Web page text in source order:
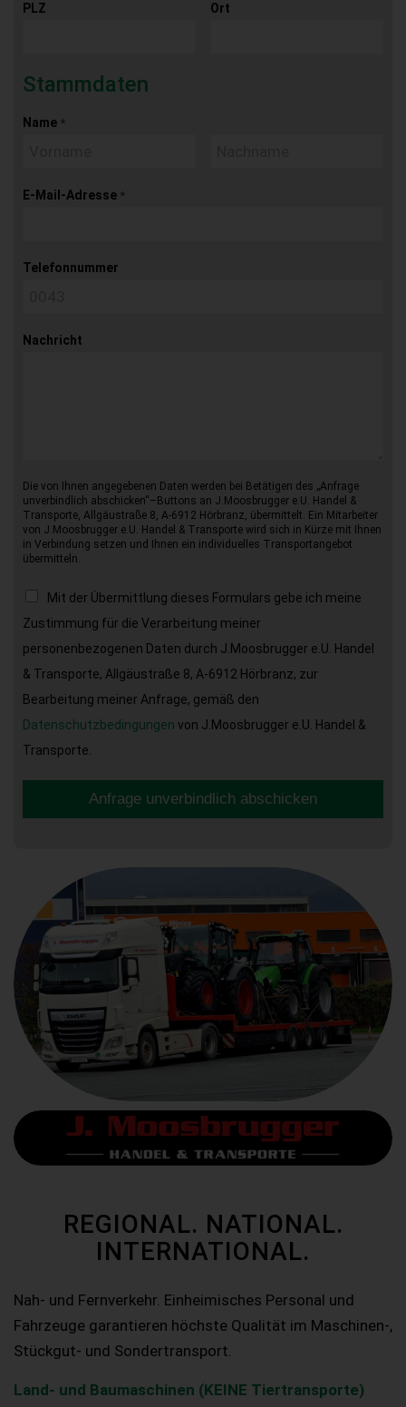
PLZ Ort
Stammdaten
Name *
E-Mail-Adresse *
Telefonnummer
Nachricht
Die von Ihnen angegebenen Daten werden bei Betätigen des „Anfrage
unverbindlich abschicken“–Buttons an J.Moosbrugger e.U. Handel &
Transporte, Allgäustraße 8, A-6912 Hörbranz, übermittelt. Ein Mitarbeiter
von J.Moosbrugger e.U. Handel & Transporte wird sich in Kürze mit Ihnen
in Verbindung setzen und Ihnen ein individuelles Transportangebot
übermitteln.
Mit der Übermittlung dieses Formulars gebe ich meine
Zustimmung für die Verarbeitung meiner
personenbezogenen Daten durch J.Moosbrugger e.U. Handel
& Transporte, Allgäustraße 8, A-6912 Hörbranz, zur
Bearbeitung meiner Anfrage, gemäß den
Datenschutzbedingungen von J.Moosbrugger e.U. Handel &
Transporte.
Anfrage unverbindlich abschicken
REGIONAL. NATIONAL.
INTERNATIONAL.
Nah- und Fernverkehr. Einheimisches Personal und
Fahrzeuge garantieren höchste Qualität im Maschinen-,
Stückgut- und Sondertransport.
Land- und Baumaschinen (KEINE Tiertransporte)